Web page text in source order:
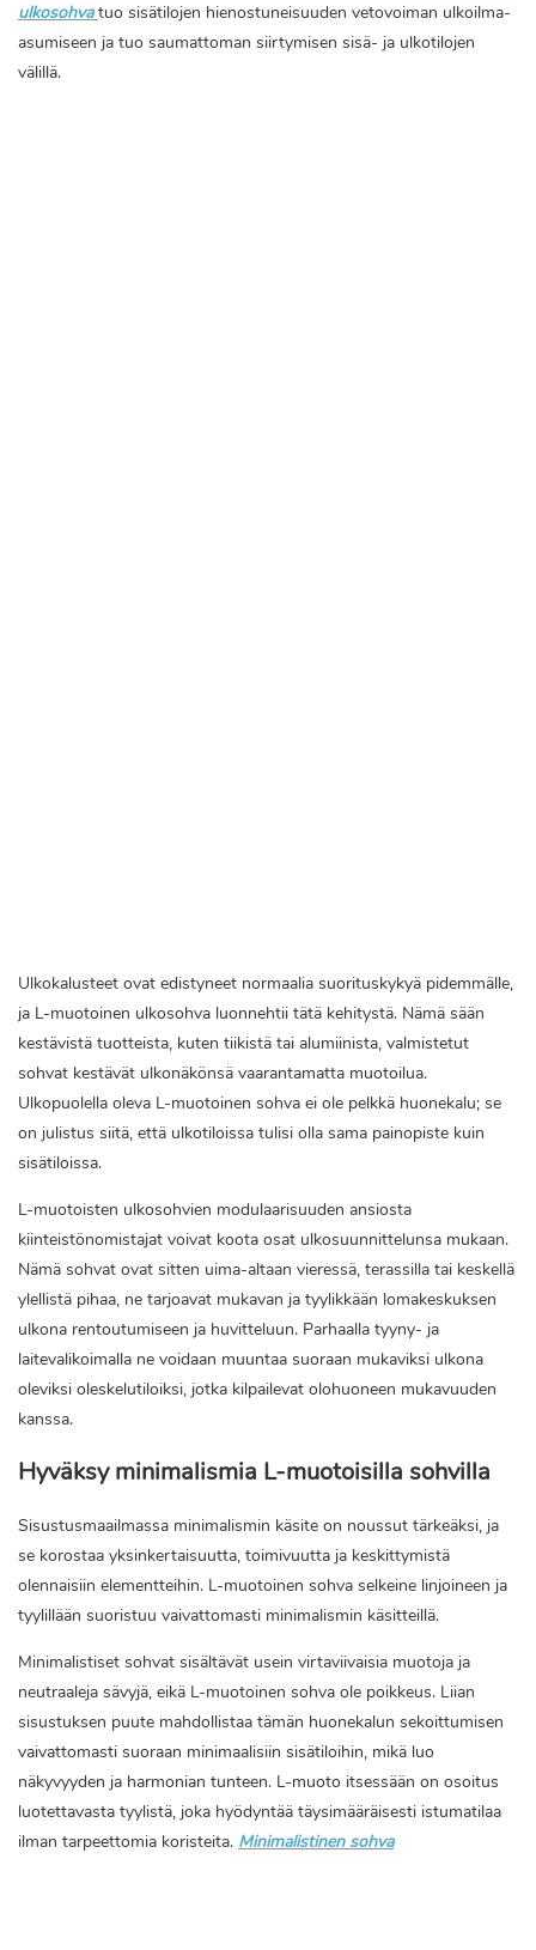
ulkosohvatuo sisätilojen hienostuneisuuden vetovoiman ulkoilma-
asumiseen ja tuo saumattoman siirtymisen sisä- ja ulkotilojen
välillä.
Ulkokalusteet ovat edistyneet normaalia suorituskykyä pidemmälle,
ja L-muotoinen ulkosohva luonnehtii tätä kehitystä. Nämä sään
kestävistä tuotteista, kuten tiikistä tai alumiinista, valmistetut
sohvat kestävät ulkonäkönsä vaarantamatta muotoilua.
Ulkopuolella oleva L-muotoinen sohva ei ole pelkkä huonekalu; se
on julistus siitä, että ulkotiloissa tulisi olla sama painopiste kuin
sisätiloissa.
L-muotoisten ulkosohvien modulaarisuuden ansiosta
kiinteistönomistajat voivat koota osat ulkosuunnittelunsa mukaan.
Nämä sohvat ovat sitten uima-altaan vieressä, terassilla tai keskellä
ylellistä pihaa, ne tarjoavat mukavan ja tyylikkään lomakeskuksen
ulkona rentoutumiseen ja huvitteluun. Parhaalla tyyny- ja
laitevalikoimalla ne voidaan muuntaa suoraan mukaviksi ulkona
oleviksi oleskelutiloiksi, jotka kilpailevat olohuoneen mukavuuden
kanssa.
Hyväksy minimalismia L-muotoisilla sohvilla
Sisustusmaailmassa minimalismin käsite on noussut tärkeäksi, ja
se korostaa yksinkertaisuutta, toimivuutta ja keskittymistä
olennaisiin elementteihin. L-muotoinen sohva selkeine linjoineen ja
tyylillään suoristuu vaivattomasti minimalismin käsitteillä.
Minimalistiset sohvat sisältävät usein virtaviivaisia ​​muotoja ja
neutraaleja sävyjä, eikä L-muotoinen sohva ole poikkeus. Liian
sisustuksen puute mahdollistaa tämän huonekalun sekoittumisen
vaivattomasti suoraan minimaalisiin sisätiloihin, mikä luo
näkyvyyden ja harmonian tunteen. L-muoto itsessään on osoitus
luotettavasta tyylistä, joka hyödyntää täysimääräisesti istumatilaa
ilman tarpeettomia koristeita. Minimalistinen sohva